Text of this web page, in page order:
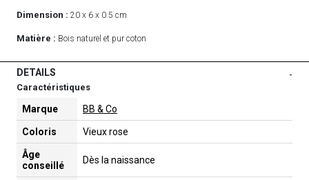
Dimension : 20 x 6 x 0.5 cm
Matière : Bois naturel et pur coton
DETAILS -
Caractéristiques
Marque BB & Co
Coloris Vieux rose
Âge
conseillé
Dès la naissance